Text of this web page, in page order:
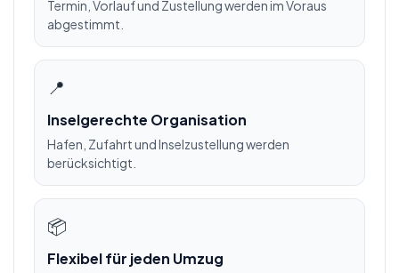
Termin, Vorlauf und Zustellung werden im Voraus
abgestimmt.
📍
Inselgerechte Organisation
Hafen, Zufahrt und Inselzustellung werden
berücksichtigt.
📦
Flexibel für jeden Umzug